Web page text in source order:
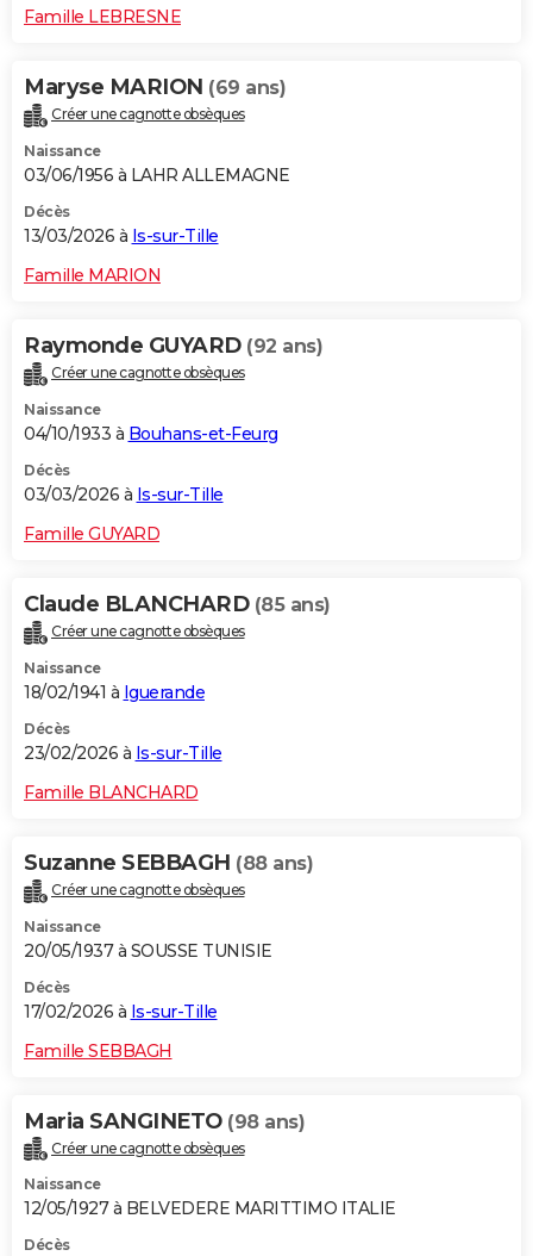
Famille LEBRESNE
Maryse MARION (69 ans)
Créer une cagnotte obsèques
Naissance
03/06/1956 à LAHR ALLEMAGNE
Décès
13/03/2026 à Is-sur-Tille
Famille MARION
Raymonde GUYARD (92 ans)
Créer une cagnotte obsèques
Naissance
04/10/1933 à Bouhans-et-Feurg
Décès
03/03/2026 à Is-sur-Tille
Famille GUYARD
Claude BLANCHARD (85 ans)
Créer une cagnotte obsèques
Naissance
18/02/1941 à Iguerande
Décès
23/02/2026 à Is-sur-Tille
Famille BLANCHARD
Suzanne SEBBAGH (88 ans)
Créer une cagnotte obsèques
Naissance
20/05/1937 à SOUSSE TUNISIE
Décès
17/02/2026 à Is-sur-Tille
Famille SEBBAGH
Maria SANGINETO (98 ans)
Créer une cagnotte obsèques
Naissance
12/05/1927 à BELVEDERE MARITTIMO ITALIE
Décès